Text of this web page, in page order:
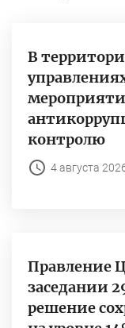
В
контролю
4 августа
Правление
заседании
решение